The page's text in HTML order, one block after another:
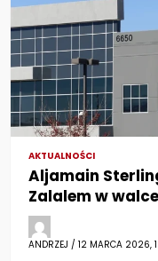
AKTUALNOŚCI
Aljamain
Zalalem w
ANDRZEJ / 12 MARCA 2026,